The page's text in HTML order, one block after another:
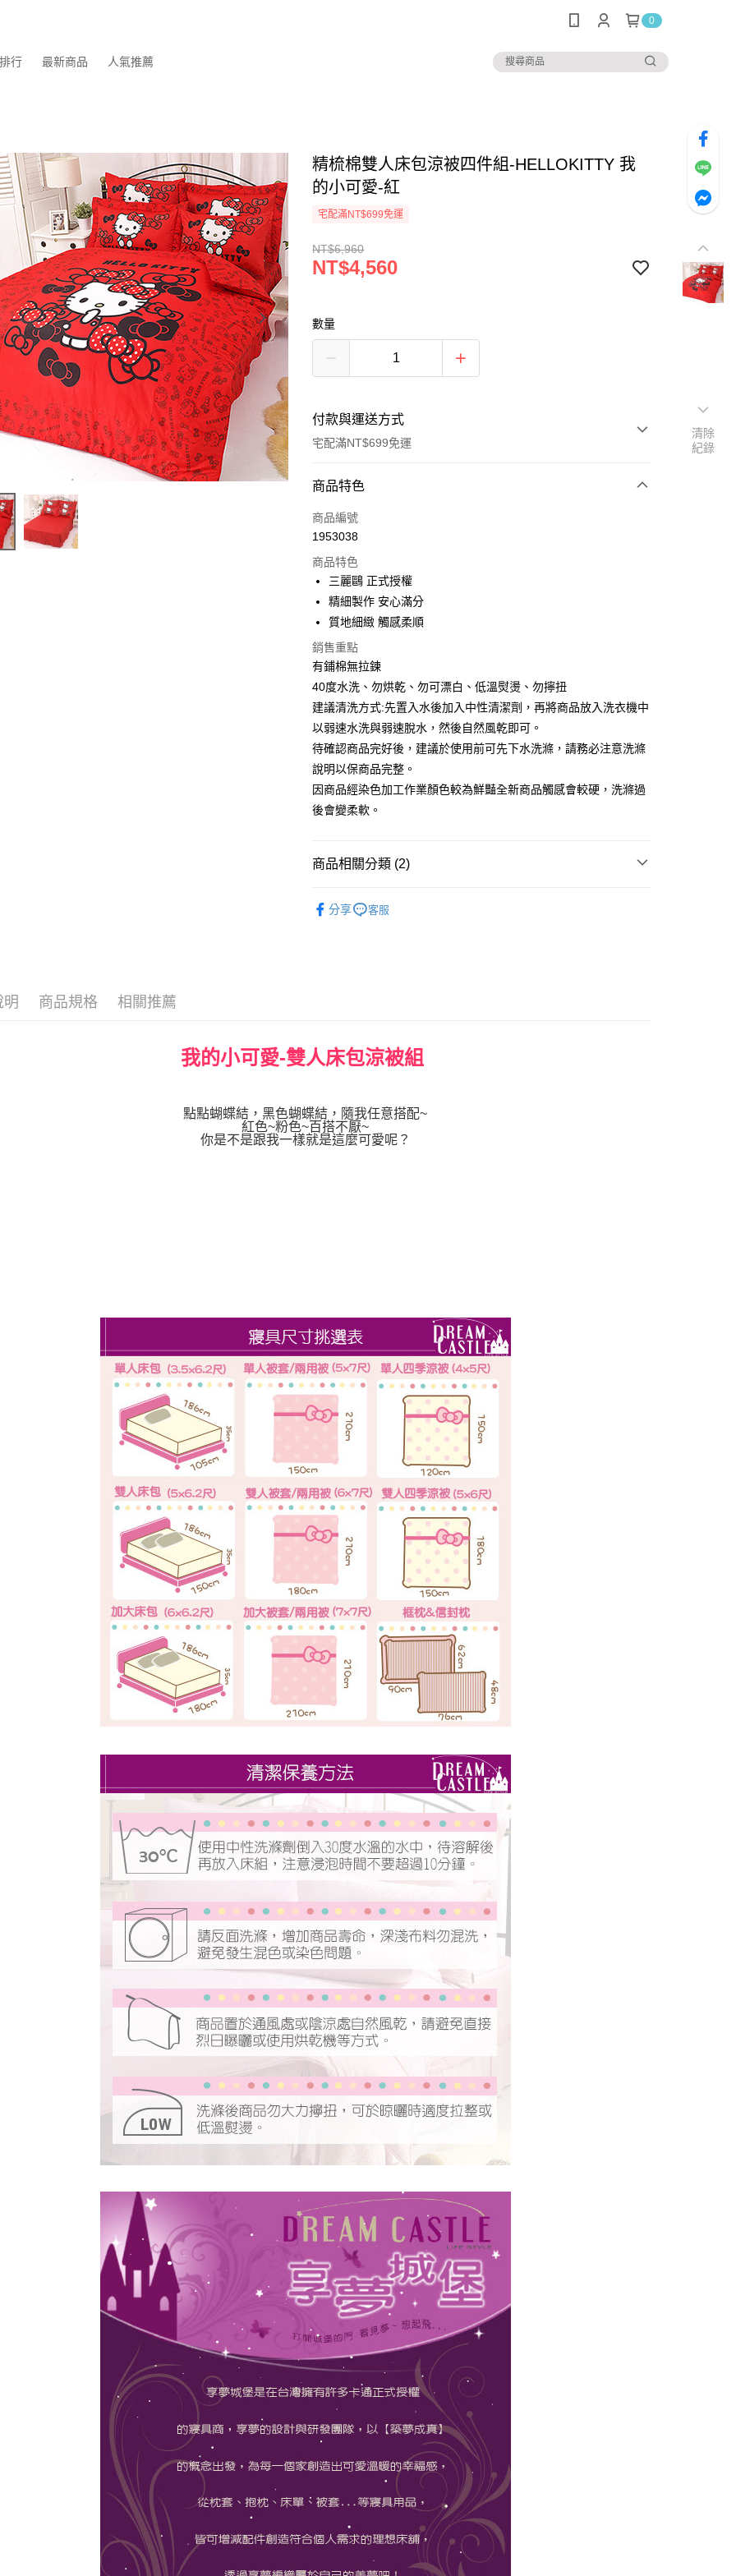
0
行 最新商品 人氣推薦
精梳棉雙人床包涼被四件組-HELLOKITTY 我
的小可愛-紅
宅配滿NT$699免運
NT$6,960
NT$4,560
數量
付款與運送方式
宅配滿NT$699免運
付款方式
信用卡一次付款
Apple Pay
街口支付
Google Pay
運送方式
宅配
每筆NT$80，滿NT$699(含以上)免運費
商品特色
商品編號
1953038
商品特色
三麗鷗 正式授權
精細製作 安心滿分
質地細緻 觸感柔順
銷售重點
有鋪棉無拉鍊
40度水洗、勿烘乾、勿可漂白、低溫熨燙、勿擰扭
建議清洗方式:先置入水後加入中性清潔劑，再將商品放入洗衣機中
以弱速水洗與弱速脫水，然後自然風乾即可。
待確認商品完好後，建議於使用前可先下水洗滌，請務必注意洗滌
說明以保商品完整。
因商品經染色加工作業顏色較為鮮豔全新商品觸感會較硬，洗滌過
後會變柔軟。
商品相關分類 (2)
分享 客服
明 商品規格 相關推薦
我的小可愛-雙人床包涼被組
點點蝴蝶結，黑色蝴蝶結，隨我任意搭配~
紅色~粉色~百搭不厭~
你是不是跟我一樣就是這麼可愛呢？
清除
紀錄